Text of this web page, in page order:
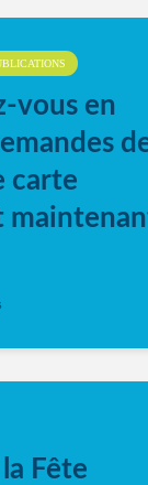
vous en
carte
rendez-vous
Fête